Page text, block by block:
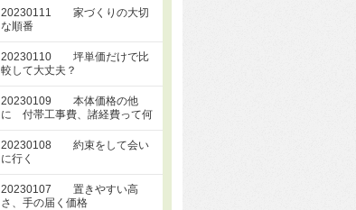
20230111 家づくりの大切
な順番
20230110 坪単価だけで比
較して大丈夫？
20230109 本体価格の他
に 付帯工事費、諸経費って何
20230108 約束をして会い
に行く
20230107 置きやすい高
さ、手の届く価格